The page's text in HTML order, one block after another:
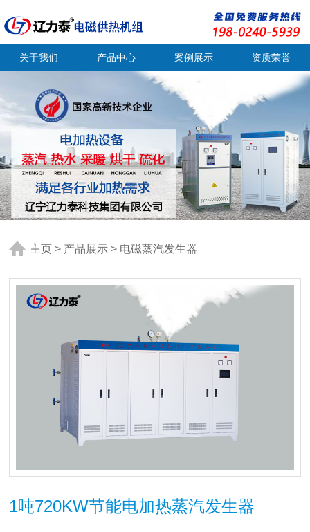
关于我们 产品中心 案例展示 资质荣誉
主页 > 产品展示 > 电磁蒸汽发生器
1吨720KW节能电加热蒸汽发生器